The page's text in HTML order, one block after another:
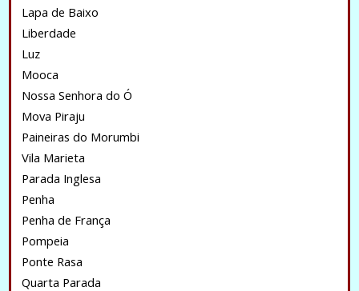
Lapa de Baixo
Liberdade
Luz
Mooca
Nossa Senhora do Ó
Mova Piraju
Paineiras do Morumbi
Vila Marieta
Parada Inglesa
Penha
Penha de França
Pompeia
Ponte Rasa
Quarta Parada